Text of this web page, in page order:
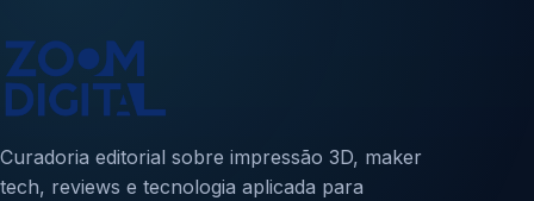
Curadoria editorial sobre impressão 3D, maker
tech, reviews e tecnologia aplicada para